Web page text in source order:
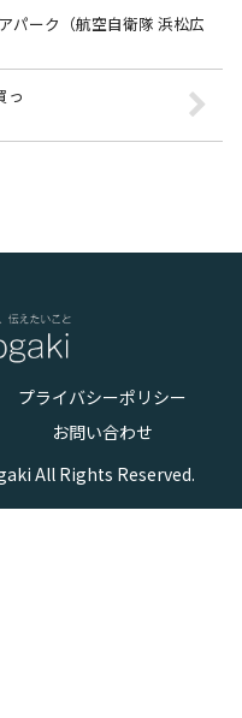
パーク（航空自衛隊 浜松広
っ
プライバシーポリシー
お問い合わせ
All Rights Reserved.